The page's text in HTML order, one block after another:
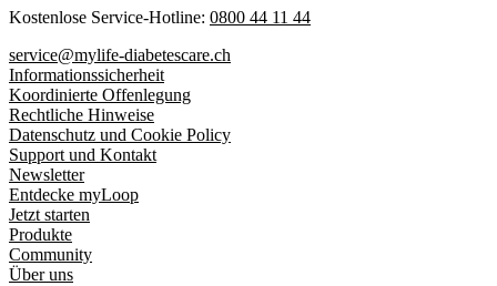
Kostenlose Service-Hotline: 0800 44 11 44
service@mylife-diabetescare.ch
Informationssicherheit
Koordinierte Offenlegung
Rechtliche Hinweise
Datenschutz und Cookie Policy
Support und Kontakt
Newsletter
Entdecke myLoop
Jetzt starten
Produkte
Community
Über uns